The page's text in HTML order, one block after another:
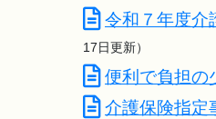
令和７年度介
17日更新）
便利で負担の
介護保険指定